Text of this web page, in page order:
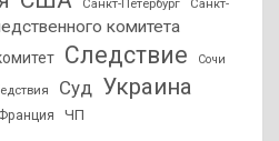
комитета
Следствие Сочи
Суд Украина
ЧП